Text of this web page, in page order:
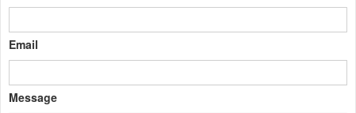
Email
Message